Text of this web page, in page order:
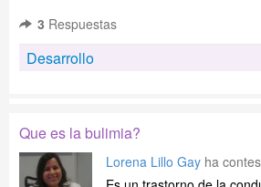
3 Respuestas
Desarrollo
Que es la bulimia?
Lorena Lillo Gay ha